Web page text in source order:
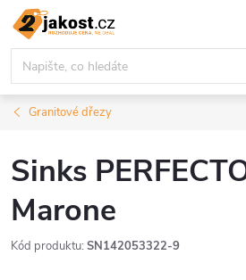
Přejít
obsah
Granitové dřezy
Sinks
Marone
Kód produktu: SN142053322-9